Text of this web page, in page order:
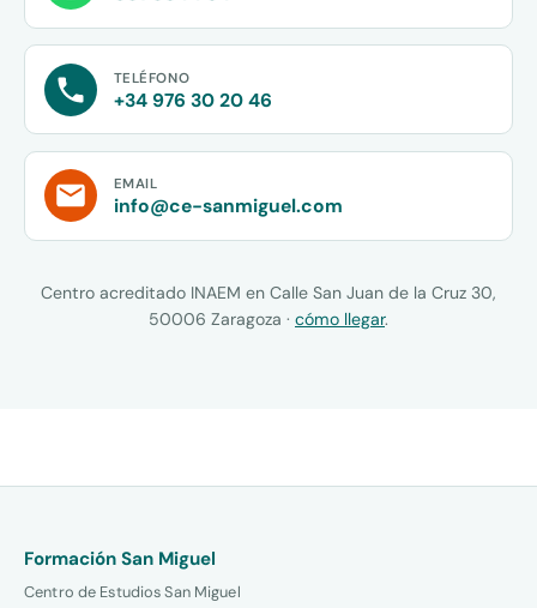
TELÉFONO
+34 976 30 20 46
EMAIL
info@ce-sanmiguel.com
Centro acreditado INAEM en Calle San Juan de la Cruz 30,
50006 Zaragoza · cómo llegar.
Formación San Miguel
Centro de Estudios San Miguel